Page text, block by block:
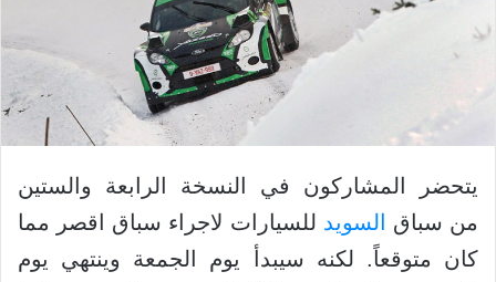
يتحضر المشاركون في النسخة الرابعة والستين
من سباق
السويد للسيارات لاجراء سباق اقصر مما
كان متوقعاً. لكنه سيبدأ يوم الجمعة وينتهي يوم